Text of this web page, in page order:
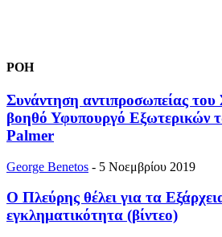
ΡΟΗ
Συνάντηση αντιπροσωπείας
βοηθό Υφυπουργό
Palmer
George Benetos - 5 Νοεμβρίου 2019
Ο Πλεύρης θέλει για τα
εγκληματικότητα (βίντεο)